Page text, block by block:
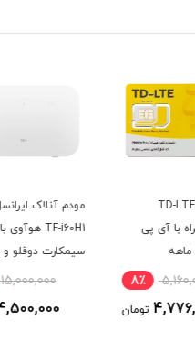
مودم آنلاک ایرانسل مدل
TF-i60H1 هوآوی با
سیمکارت دوقلو و 200
گیگ اینترنت شش ماهه
15,000,000
14,500,000
i60 G1 ( از راه دور )